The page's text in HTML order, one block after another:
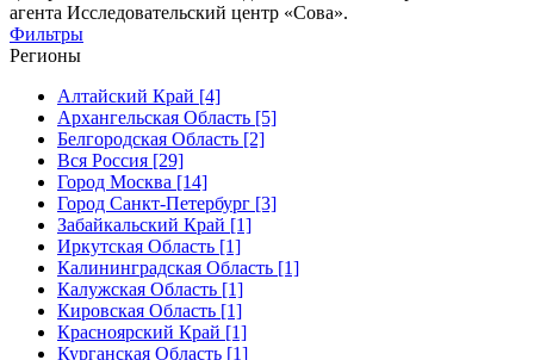
агента Исследовательский центр «Сова».
Фильтры
Регионы
Алтайский Край [4]
Архангельская Область [5]
Белгородская Область [2]
Вся Россия [29]
Город Москва [14]
Город Санкт-Петербург [3]
Забайкальский Край [1]
Иркутская Область [1]
Калининградская Область [1]
Калужская Область [1]
Кировская Область [1]
Красноярский Край [1]
Курганская Область [1]